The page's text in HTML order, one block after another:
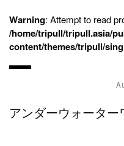
Warning: Attempt to read
/home/tripull/tripull.asia/
content/themes/tripull/
アンダーウォータ